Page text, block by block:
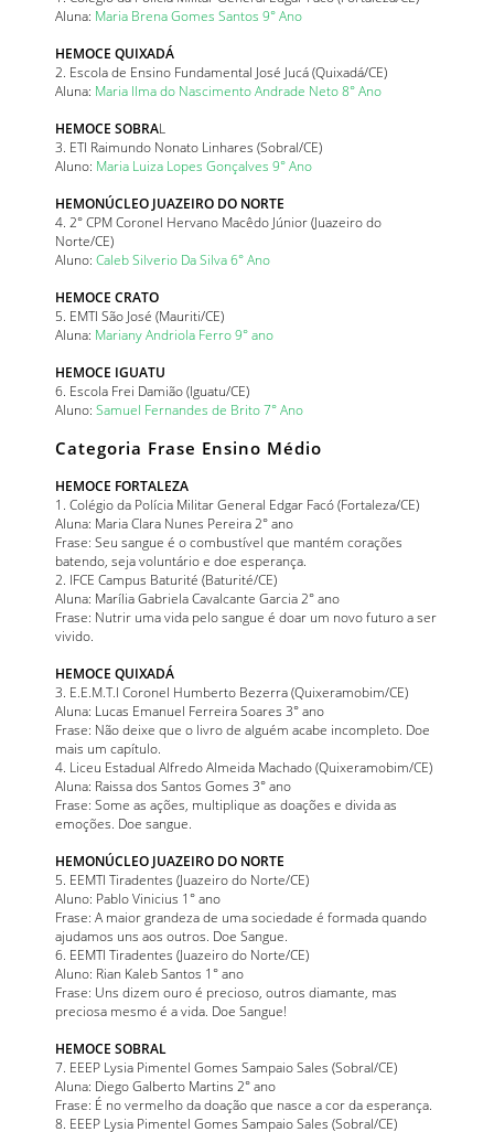
Aluna: Maria Brena Gomes Santos 9° Ano
HEMOCE QUIXADÁ
2. Escola de Ensino Fundamental José Jucá (Quixadá/CE)
Aluna: Maria Ilma do Nascimento Andrade Neto 8° Ano
HEMOCE SOBRAL
3. ETI Raimundo Nonato Linhares (Sobral/CE)
Aluno: Maria Luiza Lopes Gonçalves 9° Ano
HEMONÚCLEO JUAZEIRO DO NORTE
4. 2° CPM Coronel Hervano Macêdo Júnior (Juazeiro do
Norte/CE)
Aluno: Caleb Silverio Da Silva 6° Ano
HEMOCE CRATO
5. EMTI São José (Mauriti/CE)
Aluna: Mariany Andriola Ferro 9° ano
HEMOCE IGUATU
6. Escola Frei Damião (Iguatu/CE)
Aluno: Samuel Fernandes de Brito 7° Ano
Categoria Frase Ensino Médio
HEMOCE FORTALEZA
1. Colégio da Polícia Militar General Edgar Facó (Fortaleza/CE)
Aluna: Maria Clara Nunes Pereira 2° ano
Frase: Seu sangue é o combustível que mantém corações
batendo, seja voluntário e doe esperança.
2. IFCE Campus Baturité (Baturité/CE)
Aluna: Marília Gabriela Cavalcante Garcia 2° ano
Frase: Nutrir uma vida pelo sangue é doar um novo futuro a ser
vivido.
HEMOCE QUIXADÁ
3. E.E.M.T.I Coronel Humberto Bezerra (Quixeramobim/CE)
Aluna: Lucas Emanuel Ferreira Soares 3° ano
Frase: Não deixe que o livro de alguém acabe incompleto. Doe
mais um capítulo.
4. Liceu Estadual Alfredo Almeida Machado (Quixeramobim/CE)
Aluna: Raissa dos Santos Gomes 3° ano
Frase: Some as ações, multiplique as doações e divida as
emoções. Doe sangue.
HEMONÚCLEO JUAZEIRO DO NORTE
5. EEMTI Tiradentes (Juazeiro do Norte/CE)
Aluno: Pablo Vinicius 1° ano
Frase: A maior grandeza de uma sociedade é formada quando
ajudamos uns aos outros. Doe Sangue.
6. EEMTI Tiradentes (Juazeiro do Norte/CE)
Aluno: Rian Kaleb Santos 1° ano
Frase: Uns dizem ouro é precioso, outros diamante, mas
preciosa mesmo é a vida. Doe Sangue!
HEMOCE SOBRAL
7. EEEP Lysia Pimentel Gomes Sampaio Sales (Sobral/CE)
Aluna: Diego Galberto Martins 2° ano
Frase: É no vermelho da doação que nasce a cor da esperança.
8. EEEP Lysia Pimentel Gomes Sampaio Sales (Sobral/CE)